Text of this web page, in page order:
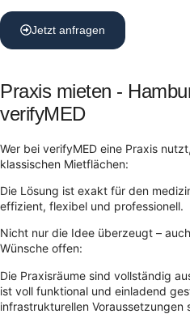
Jetzt anfragen
Praxis mieten -
verifyMED
Wer bei verifyMED eine Praxis
klassischen Mietflächen:
Die Lösung ist exakt für den
effizient, flexibel und professionell.
Nicht nur die Idee überzeugt –
Wünsche offen:
Die Praxisräume sind vollständig
ist voll funktional und einladend
infrastrukturellen Voraussetzungen